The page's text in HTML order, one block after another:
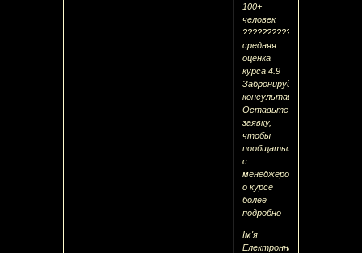
100+
человек
??????????
средняя
оценка
курса 4.9
Забронируйте
консультацию
Оставьте
заявку,
чтобы
пообщаться
с
менеджером
о курсе
более
подробно
Ім'я
Електронна